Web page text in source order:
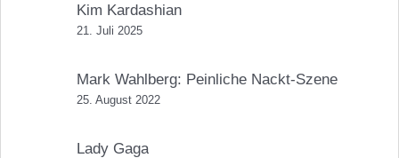
Kim Kardashian
21. Juli 2025
Mark Wahlberg: Peinliche Nackt-Szene
25. August 2022
Lady Gaga